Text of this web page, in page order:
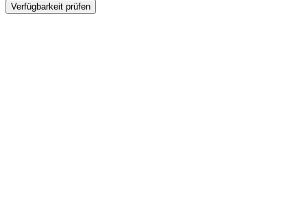
Verfügbarkeit prüfen